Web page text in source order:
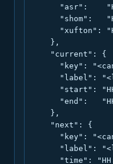
"asr":
"shom":
"xufton":
    },
    "current": {
"key":
"label":
"start":
"end":
    },
    "next": {
"key":
"label":
"time":